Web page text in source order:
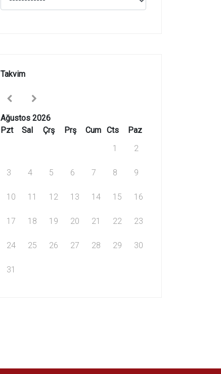
Takvim
Ağustos 2026
Pzt
Sal Çrş Prş Cum Cts
Paz
1
2
3 4 5 6 7 8 9
10 11 12 13 14 15 16
17 18 19 20 21 22 23
24 25 26 27 28 29 30
31